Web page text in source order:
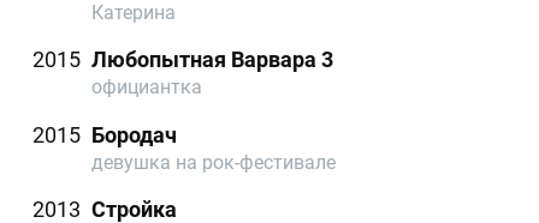
Катерина
2015 Любопытная Варвара 3
официантка
2015 Бородач
девушка на рок-фестивале
2013 Стройка